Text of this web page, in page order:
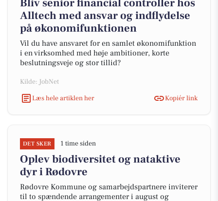
Bliv senior financial controller hos
Alltech med ansvar og indflydelse
på økonomifunktionen
Vil du have ansvaret for en samlet økonomifunktion
i en virksomhed med høje ambitioner, korte
beslutningsveje og stor tillid?
Kilde: JobNet
Læs hele artiklen her
Kopiér link
DET SKER 1 time siden
Oplev biodiversitet og nataktive
dyr i Rødovre
Rødovre Kommune og samarbejdspartnere inviterer
til to spændende arrangementer i august og